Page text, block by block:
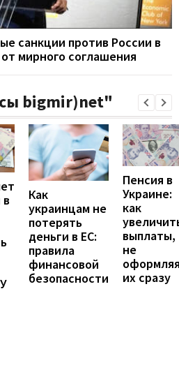
санкции против России в
мирного соглашения
bigmir)net"
Как
украинцам не
потерять
деньги в ЕС:
правила
финансовой
безопасности
Пенсия в
Украине:
как
выплаты,
не
их сразу